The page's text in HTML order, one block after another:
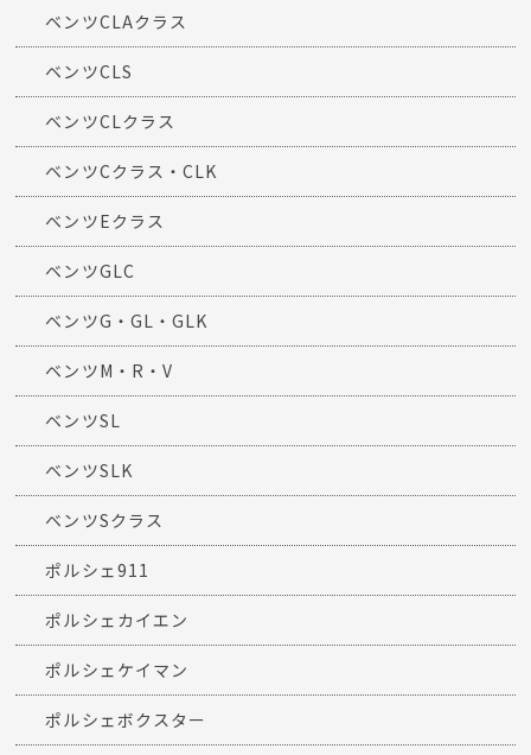
ベンツCLAクラス
ベンツCLS
ベンツCLクラス
ベンツCクラス・CLK
ベンツEクラス
ベンツGLC
ベンツG・GL・GLK
ベンツM・R・V
ベンツSL
ベンツSLK
ベンツSクラス
ポルシェ911
ポルシェカイエン
ポルシェケイマン
ポルシェボクスター